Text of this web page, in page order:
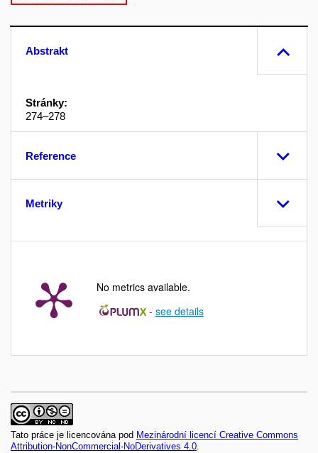
Abstrakt
Stránky:
274–278
Reference
Metriky
No metrics available.
- see details
Tato práce je licencována pod Mezinárodní licencí Creative Commons
Attribution-NonCommercial-NoDerivatives 4.0